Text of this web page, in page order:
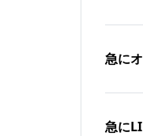
急に
急に